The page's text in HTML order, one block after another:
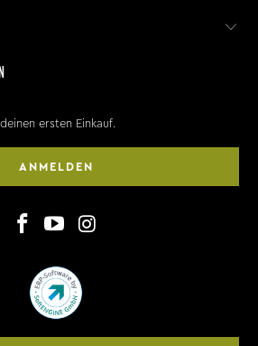
ersten Einkauf.
ANMELDEN